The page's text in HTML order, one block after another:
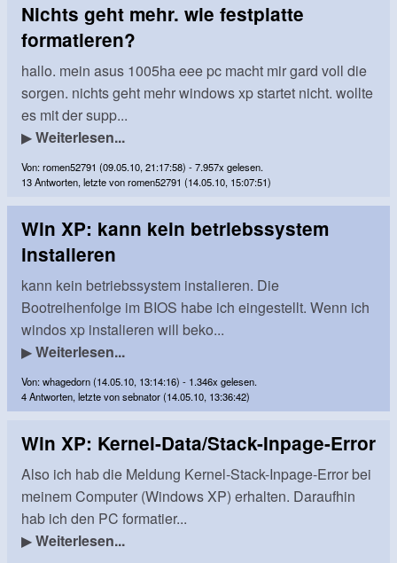
Nichts geht mehr. wie festplatte
formatieren?
hallo. mein asus 1005ha eee pc macht mir gard voll die
sorgen. nichts geht mehr windows xp startet nicht. wollte
es mit der supp...
▶Weiterlesen...
Von: romen52791 (09.05.10, 21:17:58) - 7.957x gelesen.
13 Antworten, letzte von romen52791 (14.05.10, 15:07:51)
Win XP: kann kein betriebssystem
instalieren
kann kein betriebssystem instalieren. Die
Bootreihenfolge im BIOS habe ich eingestellt. Wenn ich
windos xp instalieren will beko...
▶Weiterlesen...
Von: whagedorn (14.05.10, 13:14:16) - 1.346x gelesen.
4 Antworten, letzte von sebnator (14.05.10, 13:36:42)
Win XP: Kernel-Data/Stack-Inpage-Error
Also ich hab die Meldung Kernel-Stack-Inpage-Error bei
meinem Computer (Windows XP) erhalten. Daraufhin
hab ich den PC formatier...
▶Weiterlesen...